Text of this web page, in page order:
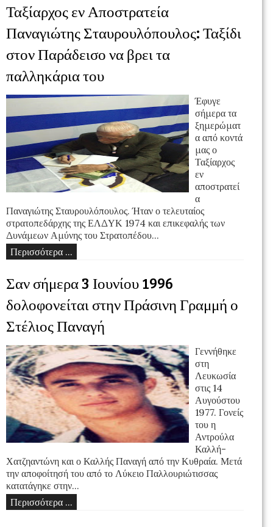
Ταξίαρχος εν Αποστρατεία
Παναγιώτης Σταυρουλόπουλος: Ταξίδι
στον Παράδεισο να βρει τα
παλληκάρια του
Έφυγε
σήμερα τα
ξημερώματ
α από κοντά
μας ο
Ταξίαρχος
εν
αποστρατεί
α
Παναγιώτης Σταυρουλόπουλος. Ήταν ο τελευταίος
στρατοπεδάρχης της ΕΛΔΥΚ 1974 και επικεφαλής των
Δυνάμεων Αμύνης του Στρατοπέδου...
Περισσότερα ...
Σαν σήμερα 3 Ιουνίου 1996
δολοφονείται στην Πράσινη Γραμμή ο
Στέλιος Παναγή
Γεννήθηκε
στη
Λευκωσία
στις 14
Αυγούστου
1977. Γονείς
του η
Αντρούλα
Καλλή-
Χατζηαντώνη και ο Καλλής Παναγή από την Κυθραία. Μετά
την αποφοίτησή του από το Λύκειο Παλλουριώτισσας
κατατάγηκε στην...
Περισσότερα ...